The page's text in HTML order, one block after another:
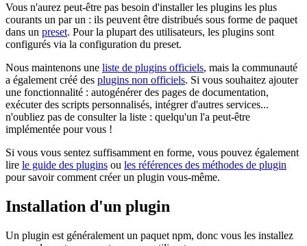
Vous n'aurez peut-être pas besoin d'installer les plugins les plus
courants un par un : ils peuvent être distribués sous forme de paquet
dans un preset. Pour la plupart des utilisateurs, les plugins sont
configurés via la configuration du preset.
Nous maintenons une liste de plugins officiels, mais la communauté
a également créé des plugins non officiels. Si vous souhaitez ajouter
une fonctionnalité : autogénérer des pages de documentation,
exécuter des scripts personnalisés, intégrer d'autres services...
n'oubliez pas de consulter la liste : quelqu'un l'a peut-être
implémentée pour vous !
Si vous vous sentez suffisamment en forme, vous pouvez également
lire le guide des plugins ou les références des méthodes de plugin
pour savoir comment créer un plugin vous-même.
Installation d'un plugin
Un plugin est généralement un paquet npm, donc vous les installez